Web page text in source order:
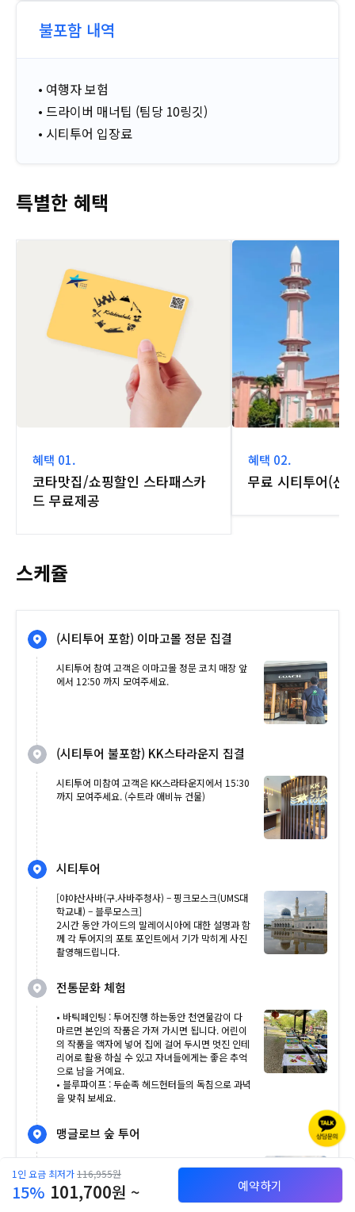
불포함 내역
• 여행자 보험
• 드라이버 매너팁 (팀당 10링깃)
• 시티투어 입장료
특별한 혜택
혜택 01.
코타맛집/쇼핑할인 스타패스카
드 무료제공
혜택 02.
무료 시티투어(선
스케쥴
(시티투어 포함) 이마고몰 정문 집결
시티투어 참여 고객은 이마고몰 정문 코치 매장 앞
에서 12:50 까지 모여주세요.
(시티투어 불포함) KK스타라운지 집결
시티투어 미참여 고객은 KK스라타운지에서 15:30
까지 모여주세요. (수트라 애비뉴 건물)
시티투어
[야야산사바(구.사바주청사) – 핑크모스크(UMS대
학교내) – 블루모스크]
2시간 동안 가이드의 말레이시아에 대한 설명과 함
께 각 투어지의 포토 포인트에서 기가 막히게 사진
촬영해드립니다.
전통문화 체험
• 바틱페인팅 : 투어진행 하는동안 천연물감이 다
마르면 본인의 작품은 가져 가시면 됩니다. 어린이
의 작품을 액자에 넣어 집에 걸어 두시면 멋진 인테
리어로 활용 하실 수 있고 자녀들에게는 좋은 추억
으로 남을 거예요.
• 블루파이프 : 두순족 헤드헌터들의 독침으로 과녁
을 맞춰 보세요.
맹글로브 숲 투어
설명을 들으며 진행됩니다.
고요한 강을 따라 들어가다 보면 아마존에 온듯한
착각을 불러 일으킬 것 입니다. 일반나무보다 산소
1인 요금 최저가116,955원
15% 101,700원 ~ 예약하기